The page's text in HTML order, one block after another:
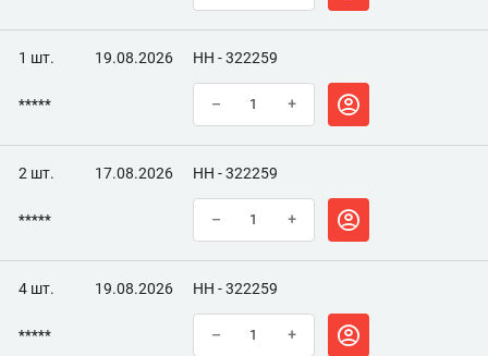
1 шт. 19.08.2026 НН - 322259
***** – +
2 шт. 17.08.2026 НН - 322259
***** – +
4 шт. 19.08.2026 НН - 322259
***** – +